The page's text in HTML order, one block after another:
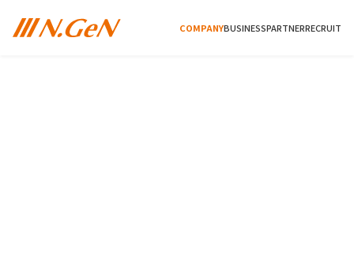
COMPANYBUSINESSPARTNERRECRUIT